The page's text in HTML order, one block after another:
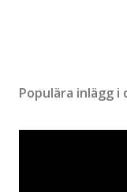
Populära inlägg i